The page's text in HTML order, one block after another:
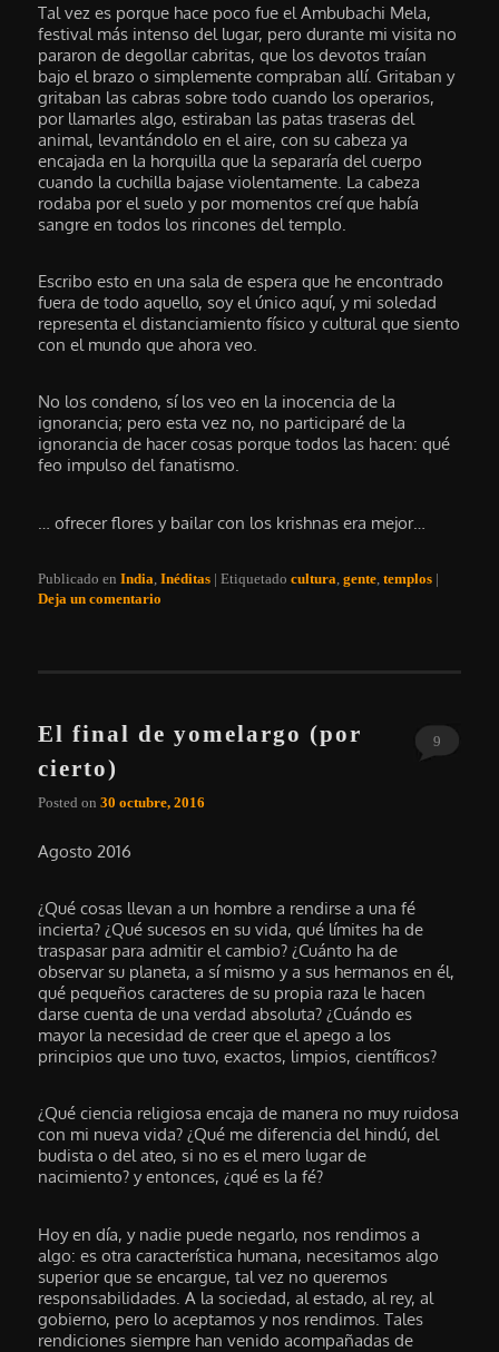
Tal vez es porque hace poco fue el Ambubachi Mela,
festival más intenso del lugar, pero durante mi visita no
pararon de degollar cabritas, que los devotos traían
bajo el brazo o simplemente compraban allí. Gritaban y
gritaban las cabras sobre todo cuando los operarios,
por llamarles algo, estiraban las patas traseras del
animal, levantándolo en el aire, con su cabeza ya
encajada en la horquilla que la separaría del cuerpo
cuando la cuchilla bajase violentamente. La cabeza
rodaba por el suelo y por momentos creí que había
sangre en todos los rincones del templo.
Escribo esto en una sala de espera que he encontrado
fuera de todo aquello, soy el único aquí, y mi soledad
representa el distanciamiento físico y cultural que siento
con el mundo que ahora veo.
No los condeno, sí los veo en la inocencia de la
ignorancia; pero esta vez no, no participaré de la
ignorancia de hacer cosas porque todos las hacen: qué
feo impulso del fanatismo.
… ofrecer flores y bailar con los krishnas era mejor…
Publicado en India,Inéditas |Etiquetado cultura,gente,templos |
Deja un comentario
El final de yomelargo (por
cierto)
Posted on30 octubre, 2016
9
Agosto 2016
¿Qué cosas llevan a un hombre a rendirse a una fé
incierta? ¿Qué sucesos en su vida, qué límites ha de
traspasar para admitir el cambio? ¿Cuánto ha de
observar su planeta, a sí mismo y a sus hermanos en él,
qué pequeños caracteres de su propia raza le hacen
darse cuenta de una verdad absoluta? ¿Cuándo es
mayor la necesidad de creer que el apego a los
principios que uno tuvo, exactos, limpios, científicos?
¿Qué ciencia religiosa encaja de manera no muy ruidosa
con mi nueva vida? ¿Qué me diferencia del hindú, del
budista o del ateo, si no es el mero lugar de
nacimiento? y entonces, ¿qué es la fé?
Hoy en día, y nadie puede negarlo, nos rendimos a
algo: es otra característica humana, necesitamos algo
superior que se encargue, tal vez no queremos
responsabilidades. A la sociedad, al estado, al rey, al
gobierno, pero lo aceptamos y nos rendimos. Tales
rendiciones siempre han venido acompañadas de